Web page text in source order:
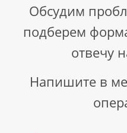
Обсудим
подберем
отвечу
Напишите в